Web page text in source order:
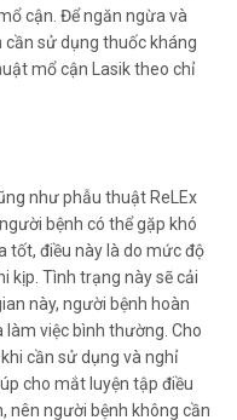
cận. Để ngăn ngừa và
sử dụng thuốc kháng
mổ cận Lasik theo chỉ
như phẫu thuật ReLEx
bệnh có thể gặp khó
tốt, điều này là do mức độ
kịp. Tình trạng này sẽ cải
này, người bệnh hoàn
việc bình thường. Cho
cần sử dụng và nghỉ
cho mắt luyện tập điều
nên người bệnh không cần